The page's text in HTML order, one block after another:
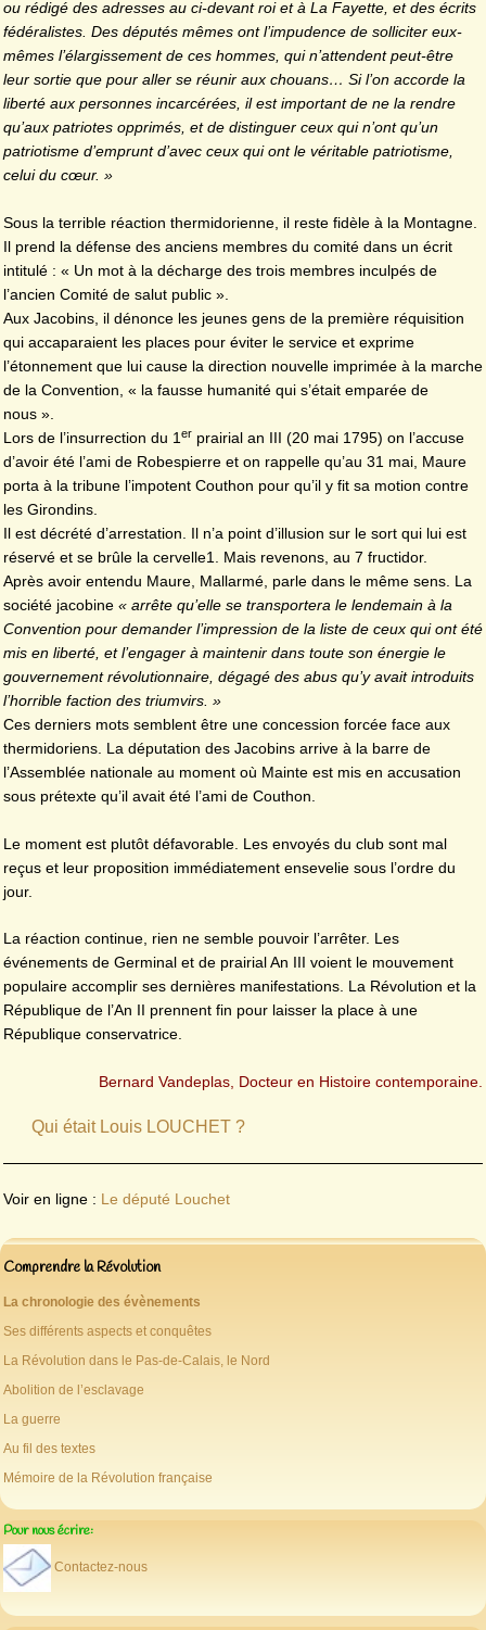
ou rédigé des adresses au ci-devant roi et à La Fayette, et des écrits
fédéralistes. Des députés mêmes ont l’impudence de solliciter eux-
mêmes l’élargissement de ces hommes, qui n’attendent peut-être
leur sortie que pour aller se réunir aux chouans… Si l’on accorde la
liberté aux personnes incarcérées, il est important de ne la rendre
qu’aux patriotes opprimés, et de distinguer ceux qui n’ont qu’un
patriotisme d’emprunt d’avec ceux qui ont le véritable patriotisme,
celui du cœur. »
Sous la terrible réaction thermidorienne, il reste fidèle à la Montagne.
Il prend la défense des anciens membres du comité dans un écrit
intitulé : « Un mot à la décharge des trois membres inculpés de
l’ancien Comité de salut public ».
Aux Jacobins, il dénonce les jeunes gens de la première réquisition
qui accaparaient les places pour éviter le service et exprime
l’étonnement que lui cause la direction nouvelle imprimée à la marche
de la Convention, « la fausse humanité qui s’était emparée de
nous ».
Lors de l’insurrection du 1 er prairial an III (20 mai 1795) on l’accuse
d’avoir été l’ami de Robespierre et on rappelle qu’au 31 mai, Maure
porta à la tribune l’impotent Couthon pour qu’il y fit sa motion contre
les Girondins.
Il est décrété d’arrestation. Il n’a point d’illusion sur le sort qui lui est
réservé et se brûle la cervelle1. Mais revenons, au 7 fructidor.
Après avoir entendu Maure, Mallarmé, parle dans le même sens. La
société jacobine « arrête qu’elle se transportera le lendemain à la
Convention pour demander l’impression de la liste de ceux qui ont été
mis en liberté, et l’engager à maintenir dans toute son énergie le
gouvernement révolutionnaire, dégagé des abus qu’y avait introduits
l’horrible faction des triumvirs. »
Ces derniers mots semblent être une concession forcée face aux
thermidoriens. La députation des Jacobins arrive à la barre de
l’Assemblée nationale au moment où Mainte est mis en accusation
sous prétexte qu’il avait été l’ami de Couthon.
Le moment est plutôt défavorable. Les envoyés du club sont mal
reçus et leur proposition immédiatement ensevelie sous l’ordre du
jour.
La réaction continue, rien ne semble pouvoir l’arrêter. Les
événements de Germinal et de prairial An III voient le mouvement
populaire accomplir ses dernières manifestations. La Révolution et la
République de l’An II prennent fin pour laisser la place à une
République conservatrice.
Bernard Vandeplas, Docteur en Histoire contemporaine.
Qui était Louis LOUCHET ?
Voir en ligne : Le député Louchet
Comprendre la Révolution
La chronologie des évènements
Ses différents aspects et conquêtes
La Révolution dans le Pas-de-Calais, le Nord
Abolition de l’esclavage
La guerre
Au fil des textes
Mémoire de la Révolution française
Pour nous écrire:
Contactez-nous